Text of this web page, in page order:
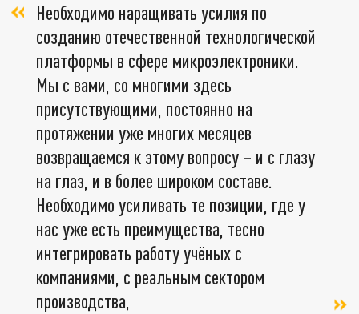
Необходимо наращивать усилия по
созданию отечественной технологической
платформы в сфере микроэлектроники.
Мы с вами, со многими здесь
присутствующими, постоянно на
протяжении уже многих месяцев
возвращаемся к этому вопросу – и с глазу
на глаз, и в более широком составе.
Необходимо усиливать те позиции, где у
нас уже есть преимущества, тесно
интегрировать работу учёных с
компаниями, с реальным сектором
производства,